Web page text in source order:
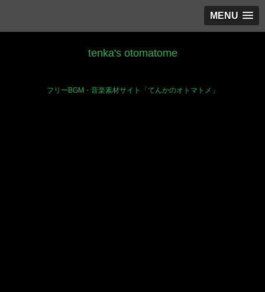
MENU
tenka's otomatome
フリーBGM・音楽素材サイト「てんかのオトマトメ」